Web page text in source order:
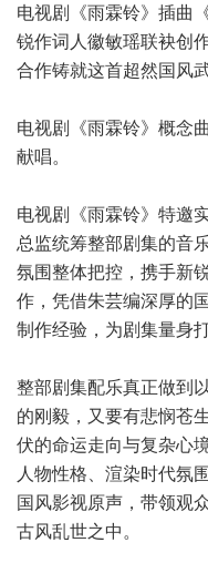
电视剧《雨霖铃》插曲
锐作词人徽敏瑶联袂创
合作铸就这首超然国风
电视剧《雨霖铃》概念
献唱。
电视剧《雨霖铃》特邀
总监统筹整部剧集的音
氛围整体把控，携手新
作，凭借朱芸编深厚的
制作经验，为剧集量身
整部剧集配乐真正做到
的刚毅，又要有悲悯苍
伏的命运走向与复杂心
人物性格、渲染时代氛
国风影视原声，带领观
古风乱世之中。